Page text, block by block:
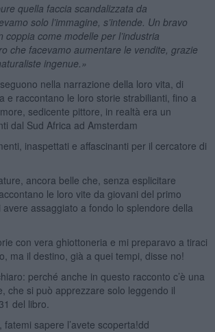
quella faccia scandalizzata da
solo l’immagine, s’intende. Un bravo
coppia come modelle per l’industria
che facevamo aumentare le vendite, grazie
ingenue.»
nella narrazione della loro vita, di
e raccontano le loro storie strabilianti, fino a
sedicente pittore, in realtà era un
dal Sud Africa ad Amsterdam
inaspettati e affascinanti per il cercatore di
ancora belle che, senza esplicitare
le loro vite da giovani del primo
assaggiato a fondo lo splendore della
con vera ghiottoneria e mi preparavo a tiraci
ma il destino, già a quei tempi, disse no!
perché anche in questo racconto c’è una
che si può apprezzare solo leggendo il
del libro.
sapere l’avete scoperta!dd